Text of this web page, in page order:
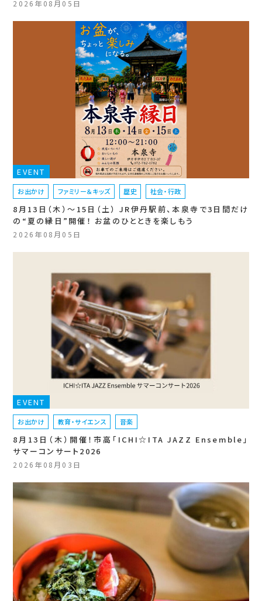
2026年08月05日
EVENT
お出かけ ファミリー＆キッズ 歴史 社会・行政
8月13日（木）〜15日（土） JR伊丹駅前、本泉寺で3日間だけ
の“夏の縁日”開催！ お盆のひとときを楽しもう
2026年08月05日
EVENT
お出かけ 教育・サイエンス 音楽
8月13日（木）開催！市高「ICHI☆ITA JAZZ Ensemble」
サマーコンサート2026
2026年08月03日